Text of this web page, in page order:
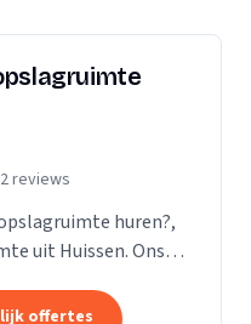
reviews
huren?,
uit Huissen. Ons
offertes